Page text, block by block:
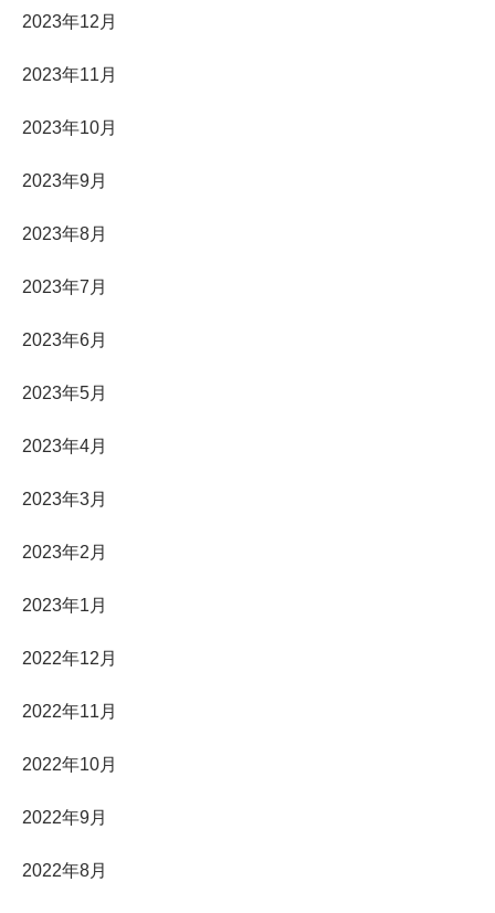
2023年12月
2023年11月
2023年10月
2023年9月
2023年8月
2023年7月
2023年6月
2023年5月
2023年4月
2023年3月
2023年2月
2023年1月
2022年12月
2022年11月
2022年10月
2022年9月
2022年8月